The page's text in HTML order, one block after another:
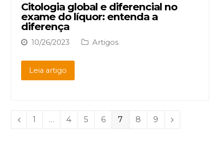
Citologia global e diferencial no
exame do líquor: entenda a
diferença
10/26/2023 Artigos
Leia artigo
PreviousPage
1 … Page
4 Page
5 Page
6 Page
7 Page
8 Page
9